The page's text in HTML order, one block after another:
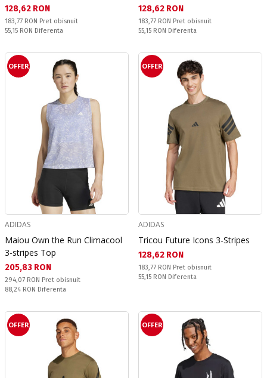
Текуща цена:
128,62 RON
Pret obisnuit:
183,77 RON Pret obisnuit
Спестявате:
55,15 RON Diferenta
Текуща цена:
128,62 RON
Pret obisnuit:
183,77 RON Pret obisnuit
Спестявате:
55,15 RON Diferenta
OFFER
ADIDAS
Maiou Own the Run Climacool
3-stripes Top
Текуща цена:
205,83 RON
Pret obisnuit:
294,07 RON Pret obisnuit
Спестявате:
88,24 RON Diferenta
OFFER
ADIDAS
Tricou Future Icons 3-Stripes
Текуща цена:
128,62 RON
Pret obisnuit:
183,77 RON Pret obisnuit
Спестявате:
55,15 RON Diferenta
OFFER OFFER